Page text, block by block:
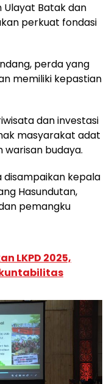
Ulayat Batak dan
perkuat fondasi
perda yang
memiliki kepastian
dan investasi
masyarakat adat
warisan budaya.
disampaikan kepala
Hasundutan,
pemangku
LKPD 2025,